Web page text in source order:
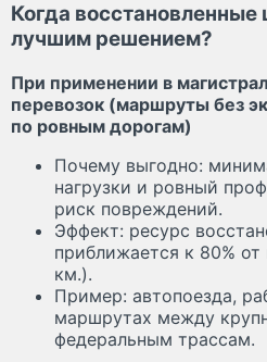
Когда
лучшим решением?
При применении в
перевозок (маршруты без
по ровным дорогам)
Почему выгодно:
нагрузки и ровный
риск повреждений.
Эффект: ресурс
приближается к 80%
км.).
Пример: автопоезда,
маршрутах между
федеральным трассам.